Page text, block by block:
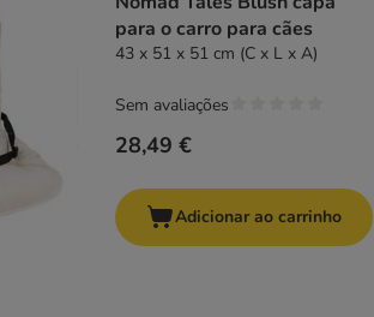
para o carro para cães
43 x 51 x 51 cm (C x L x A)
28,49 €
Sem avaliações
Adicionar ao carrinho